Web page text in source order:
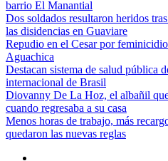
barrio El Manantial
Dos soldados resultaron heridos
las disidencias en Guaviare
Repudio en el Cesar por
Aguachica
Destacan sistema de salud pública
internacional de Brasil
Diovanny De La Hoz, el albañil
cuando regresaba a su casa
Menos horas de trabajo, más
quedaron las nuevas reglas